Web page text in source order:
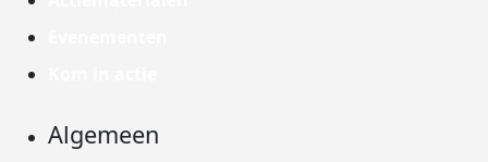
Algemeen